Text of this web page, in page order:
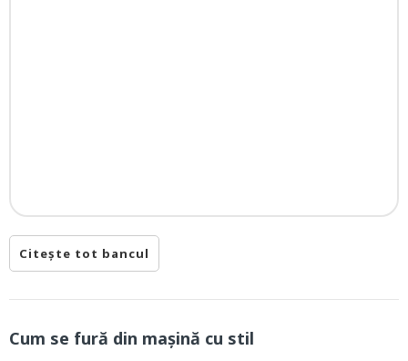
Citește tot bancul
Cum se fură din mașină cu stil